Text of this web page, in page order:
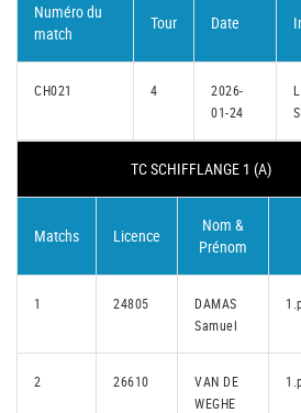
Numéro du
match
Tour Date
CH021 4
2026-
01-24
TC SCHIFFLANGE 1 (A)
Matchs Licence
Nom &
Prénom
1 24805
DAMAS
Samuel
2 26610
VAN DE
WEGHE